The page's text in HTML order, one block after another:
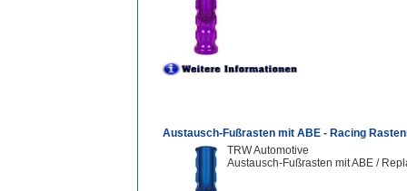
Austausch-Fußrasten mit ABE - Racing
TRW Automotive
Austausch-Fußrasten mit ABE /